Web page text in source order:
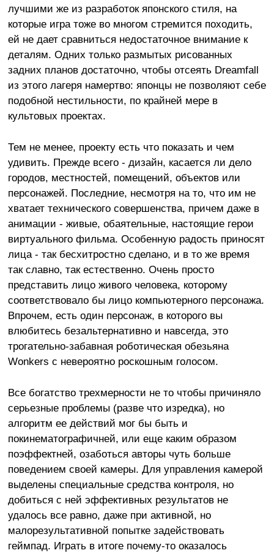
лучшими же из разработок японского стиля, на
которые игра тоже во многом стремится походить,
ей не дает сравниться недостаточное внимание к
деталям. Одних только размытых рисованных
задних планов достаточно, чтобы отсеять Dreamfall
из этого лагеря намертво: японцы не позволяют себе
подобной нестильности, по крайней мере в
культовых проектах.
Тем не менее, проекту есть что показать и чем
удивить. Прежде всего - дизайн, касается ли дело
городов, местностей, помещений, объектов или
персонажей. Последние, несмотря на то, что им не
хватает технического совершенства, причем даже в
анимации - живые, обаятельные, настоящие герои
виртуального фильма. Особенную радость приносят
лица - так бесхитростно сделано, и в то же время
так славно, так естественно. Очень просто
представить лицо живого человека, которому
соответствовало бы лицо компьютерного персонажа.
Впрочем, есть один персонаж, в которого вы
влюбитесь безальтернативно и навсегда, это
трогательно-забавная роботическая обезьяна
Wonkers с невероятно роскошным голосом.
Все богатство трехмерности не то чтобы причиняло
серьезные проблемы (разве что изредка), но
алгоритм ее действий мог бы быть и
покинематографичней, или еще каким образом
поэффектней, озаботься авторы чуть больше
поведением своей камеры. Для управления камерой
выделены специальные средства контроля, но
добиться с ней эффективных результатов не
удалось все равно, даже при активной, но
малорезультативной попытке задействовать
геймпад. Играть в итоге почему-то оказалось